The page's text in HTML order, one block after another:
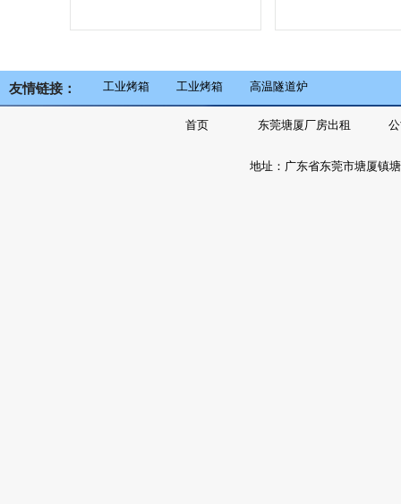
友情链接： 工业烤箱 工业烤箱 高温隧道炉
首页 东莞塘厦厂房出租
地址：广东省东莞市塘厦